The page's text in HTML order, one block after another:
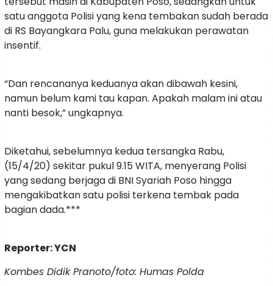
satu anggota Polisi yang kena tembakan sudah berada
di RS Bayangkara Palu, guna melakukan perawatan
insentif.
“Dan rencananya keduanya akan dibawah kesini,
namun belum kami tau kapan. Apakah malam ini atau
nanti besok,” ungkapnya.
Diketahui, sebelumnya kedua tersangka Rabu,
(15/4/20) sekitar pukul 9.15 WITA, menyerang Polisi
yang sedang berjaga di BNI Syariah Poso hingga
mengakibatkan satu polisi terkena tembak pada
bagian dada.***
Reporter: YCN
Kombes Didik Pranoto/foto: Humas Polda